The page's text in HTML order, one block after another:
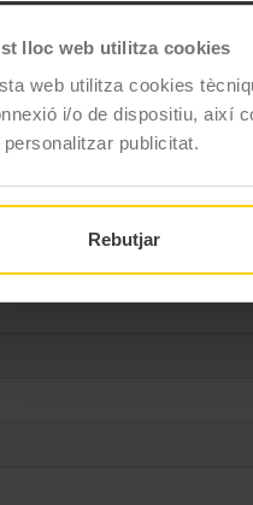
lloc web utilitza cookies
web utilitza cookies
i/o de dispositiu, així
personalitzar publicitat.
Rebutjar